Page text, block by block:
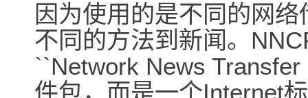
因为使用的是不同的网
不同的方法到新闻。
``Network News
件包，而是一个Internet